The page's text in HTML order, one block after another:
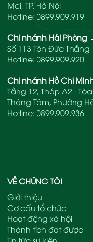
Mai, TP. Hà Nội
Hotline: 0899.909.919
Chi nhánh Hải Phòng
Số 113 Tôn Đức Thắng
Hotline: 0899.909.920
Chi nhánh Hồ Chí
Tầng 12, Tháp A2 -
Tháng Tám, Phường
Hotline: 0899.909.936
VỀ CHÚNG TÔI
Giới thiệu
Cơ cấu tổ chức
Hoạt động xã hội
Thành tích đạt được